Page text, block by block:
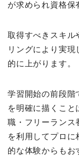
が求められ資格保
取得すべきスキル
リングにより実
的に上がります。
学習開始の前段階
を明確に描くこ
職・フリーランス
を利用してプロに
的な体験からもお